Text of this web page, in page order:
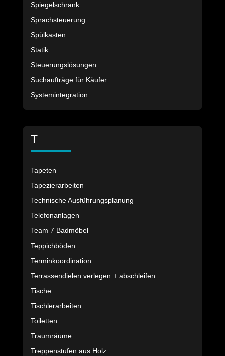
Spiegelschrank
Sprachsteuerung
Spülkasten
Statik
Steuerungslösungen
Suchaufträge für Käufer
Systemintegration
T
Tapeten
Tapezierarbeiten
Technische Ausführungsplanung
Telefonanlagen
Team 7 Badmöbel
Teppichböden
Terminkoordination
Terrassendielen verlegen + abschleifen
Tische
Tischlerarbeiten
Toiletten
Traumräume
Treppenstufen aus Holz